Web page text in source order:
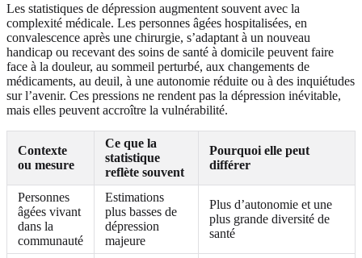
Les statistiques de dépression augmentent souvent avec la
complexité médicale. Les personnes âgées hospitalisées, en
convalescence après une chirurgie, s’adaptant à un nouveau
handicap ou recevant des soins de santé à domicile peuvent faire
face à la douleur, au sommeil perturbé, aux changements de
médicaments, au deuil, à une autonomie réduite ou à des inquiétudes
sur l’avenir. Ces pressions ne rendent pas la dépression inévitable,
mais elles peuvent accroître la vulnérabilité.
Contexte
ou mesure
Ce que la
statistique
reflète souvent
Pourquoi elle peut
différer
Personnes
âgées vivant
dans la
communauté
Estimations
plus basses de
dépression
majeure
Plus d’autonomie et une
plus grande diversité de
santé